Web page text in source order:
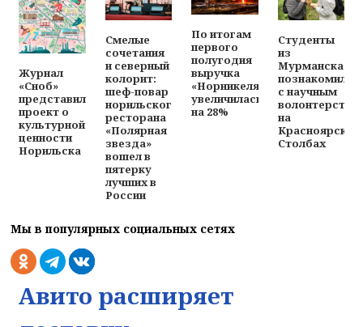
Журнал
«Сноб»
представил
проект о
культурной
ценности
Норильска
Смелые
сочетания
и северный
колорит:
шеф-повар
норильского
ресторана
«Полярная
звезда»
вошел в
пятерку
лучших в
России
По итогам
первого
полугодия
выручка
«Норникеля»
увеличилась
на 28%
Студенты
из
Мурманска
с научным
на
Красноярских
Столбах
Мы в популярных социальных сетях
Авито расширяет